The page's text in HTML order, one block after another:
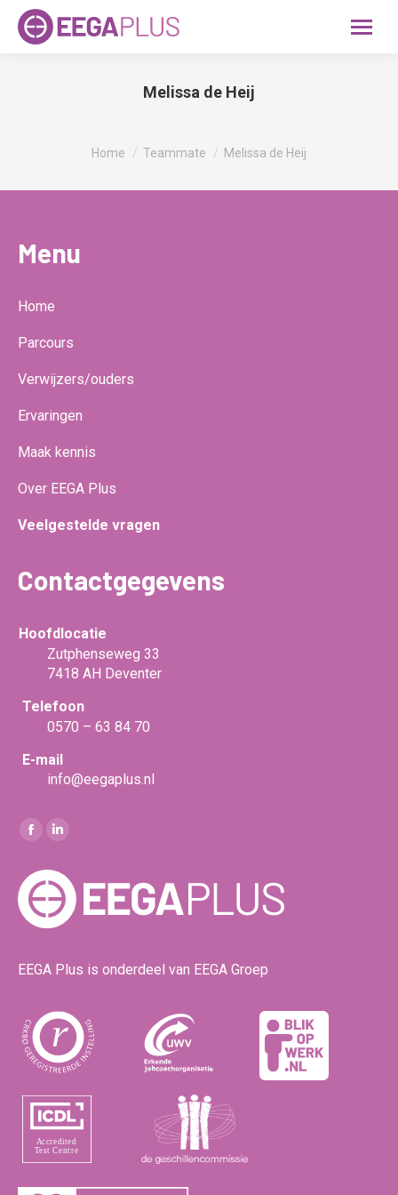
Melissa de Heij
Je bent hier:
Home Teammate Melissa de Heij
Menu
Home
Parcours
Verwijzers/ouders
Ervaringen
Maak kennis
Over EEGA Plus
Veelgestelde vragen
Contactgegevens
Hoofdlocatie
Zutphenseweg 33
7418 AH Deventer
Telefoon
0570 – 63 84 70
E-mail
info@eegaplus.nl
Vind ons op:
Facebook
opens
in
new
opens
in
EEGA Plus is onderdeel van EEGA Groep